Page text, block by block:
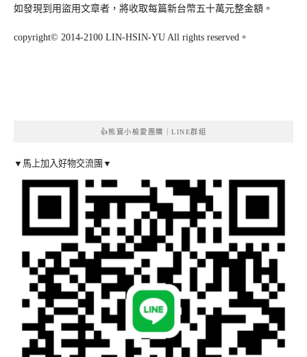
如發現到用盜用文章者，將收取每篇新台幣五十萬元整金額。
copyright© 2014-2100 LIN-HSIN-YU All rights reserved。
👍熊寶小榆愛團購｜LINE群組
▼馬上加入好物交流團▼